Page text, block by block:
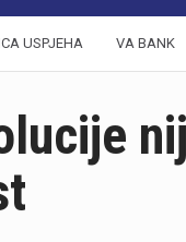
USPJEHA VA BANK